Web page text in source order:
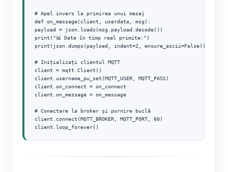
# Apel invers la primirea unui mesaj
def on_message(client, userdata, msg):
payload = json.loads(msg.payload.decode())
print("📊 Date în timp real primite:")
print(json.dumps(payload, indent=2, ensure_ascii=False))
# Inițializați clientul MQTT
client = mqtt.Client()
client.username_pw_set(MQTT_USER, MQTT_PASS)
client.on_connect = on_connect
client.on_message = on_message
# Conectare la broker și pornire buclă
client.connect(MQTT_BROKER, MQTT_PORT, 60)
client.loop_forever()